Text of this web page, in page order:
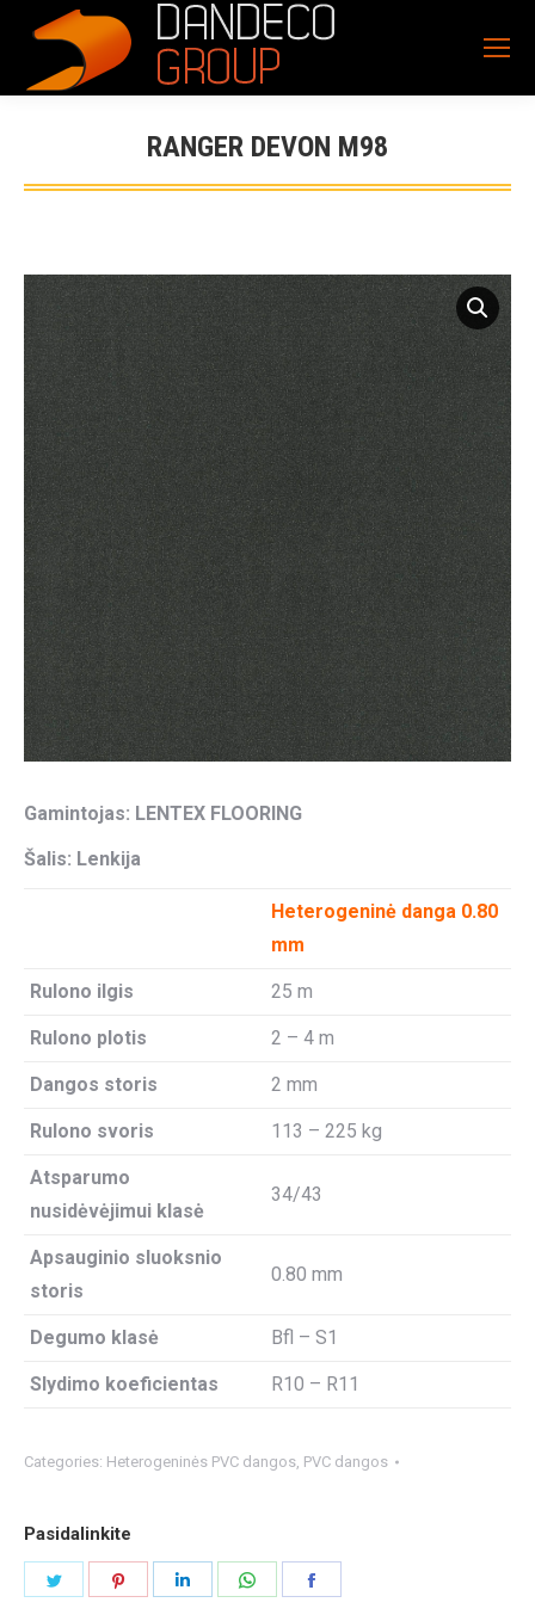
RANGER DEVON M98
Gamintojas: LENTEX FLOORING
Šalis: Lenkija
Heterogeninė danga 0.80
mm
Rulono ilgis 25 m
Rulono plotis 2 – 4 m
Dangos storis 2 mm
Rulono svoris 113 – 225 kg
Atsparumo
nusidėvėjimui klasė
34/43
Apsauginio sluoksnio
storis
0.80 mm
Degumo klasė Bfl – S1
Slydimo koeficientas R10 – R11
Categories: Heterogeninės PVC dangos, PVC dangos
Pasidalinkite